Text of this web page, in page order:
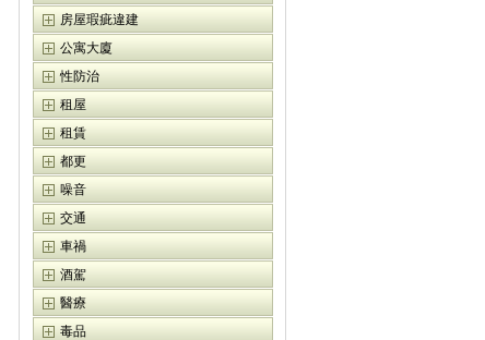
房屋瑕疵違建
公寓大廈
性防治
租屋
租賃
都更
噪音
交通
車禍
酒駕
醫療
毒品